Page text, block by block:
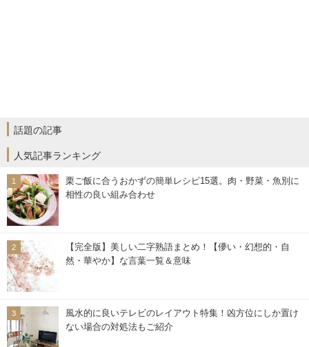
話題の記事
人気記事ランキング
栗ご飯に合うおかずの簡単レシピ15選。肉・野菜・魚別に
相性の良い組み合わせ
【完全版】美しい二字熟語まとめ！【儚い・幻想的・自
然・華やか】な言葉一覧＆意味
風水的に良いテレビのレイアウト特集！凶方位にしか置け
ない場合の対処法もご紹介